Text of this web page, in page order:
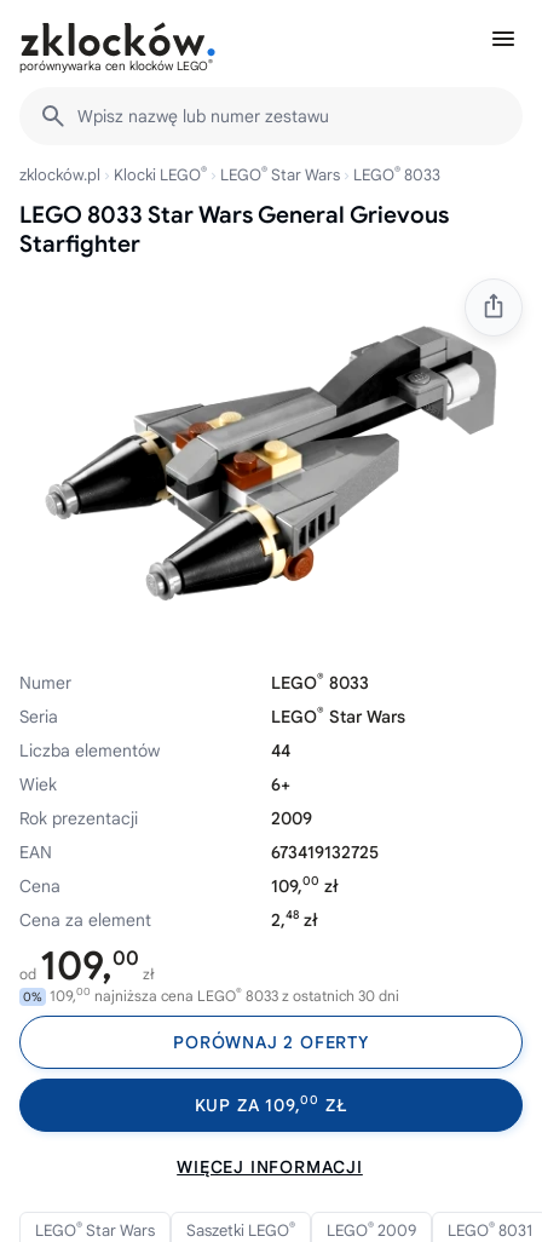
porównywarka cen klocków LEGO®
Wpisz nazwę lub numer zestawu
zklocków.pl Klocki LEGO® LEGO® Star Wars LEGO® 8033
LEGO 8033 Star Wars General Grievous
Starfighter
Numer LEGO® 8033
Seria
LEGO® Star Wars
Liczba elementów
44
Wiek
6+
Rok prezentacji
2009
EAN
673419132725
Cena
109,00 zł
Cena za element
2,48 zł
od 109,00
zł
0% 109,00 najniższa cena LEGO® 8033 z ostatnich 30 dni
PORÓWNAJ 2 OFERTY
KUP ZA 109,00 ZŁ
WIĘCEJ INFORMACJI
LEGO® Star Wars Saszetki LEGO® LEGO® 2009 LEGO® 8031